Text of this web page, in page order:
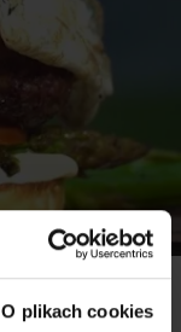
O plikach cookies